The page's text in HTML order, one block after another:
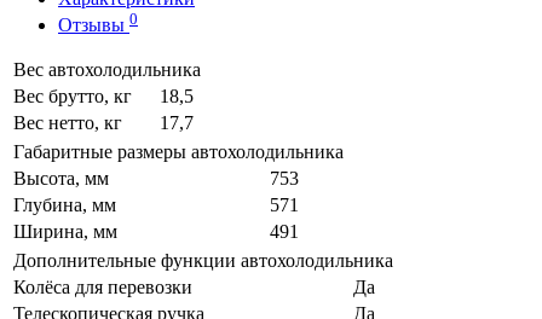
Отзывы 0
Вес автохолодильника
Вес брутто, кг
18,5
Вес нетто, кг
17,7
Габаритные размеры автохолодильника
Высота, мм
753
Глубина, мм
571
Ширина, мм
491
Дополнительные функции автохолодильника
Колёса для перевозки
Да
Телескопическая ручка
Да